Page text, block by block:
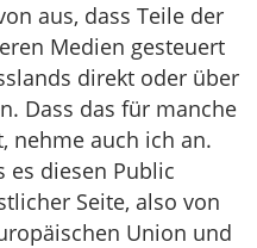
aus, dass Teile der
Medien gesteuert
direkt oder über
Dass das für manche
nehme auch ich an.
es diesen Public
Seite, also von
Union und